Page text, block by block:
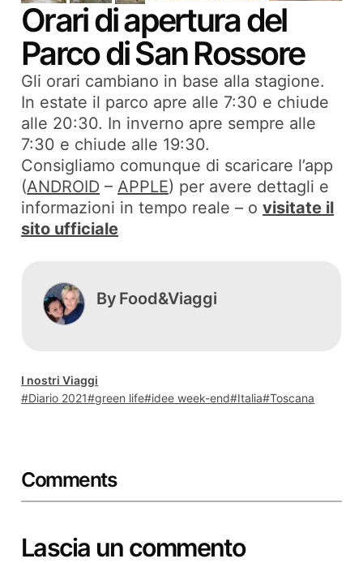
Orari di apertura del
Parco di San Rossore
Gli orari cambiano in base alla stagione.
In estate il parco apre alle 7:30 e chiude
alle 20:30. In inverno apre sempre alle
7:30 e chiude alle 19:30.
Consigliamo comunque di scaricare l’app
(ANDROID –APPLE) per avere dettagli e
informazioni in tempo reale – ovisitate il
sito ufficiale
By Food&Viaggi
I nostri Viaggi
Diario 2021 green life idee week-end Italia Toscana
Comments
Lascia un commento